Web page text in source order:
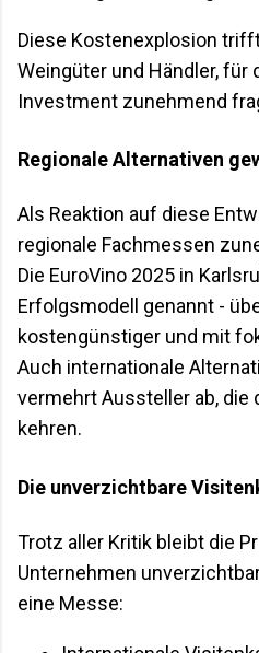
Diese Kostenexplosion
Weingüter und Händler, für
Investment zunehmend
Regionale Alternativen
Als Reaktion auf diese
regionale Fachmessen
Die EuroVino 2025 in
Erfolgsmodell genannt -
kostengünstiger und mit
Auch internationale
vermehrt Aussteller ab, die
kehren.
Die unverzichtbare
Trotz aller Kritik bleibt die
Unternehmen
eine Messe: